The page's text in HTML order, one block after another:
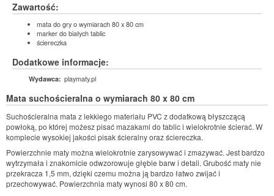
Zawartość:
mata do gry o wymiarach 80 x 80 cm
marker do białych tablic
ściereczka
Dodatkowe informacje:
Wydawca: playmaty.pl
Mata suchościeralna o wymiarach 80 x 80 cm
Suchościeralna mata z lekkiego materiału PVC z dodatkową błyszczącą
powłoką, po której możesz pisać mazakami do tablic i wielokrotnie ścierać. W
komplecie wysokiej jakości pisak ścieralny oraz ściereczka.
Powierzchnie maty można wielokrotnie zarysowywać i zmazywać. Jest bardzo
wytrzymała i znakomicie odwzorowuje głębie barw i detali. Grubość maty nie
przekracza 1,5 mm, dzięki czemu można ją bardzo łatwo zwijać i
przechowywać. Powierzchnia maty wynosi 80 x 80 cm.